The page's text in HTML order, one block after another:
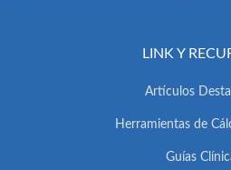
LINK Y
Artículos
Herramientas de
Guías